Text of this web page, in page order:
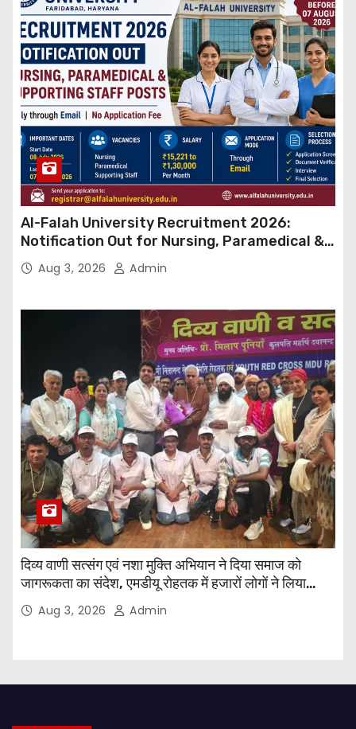
Al-Falah University Recruitment 2026:
Notification Out for Nursing, Paramedical &
Supporting Staff Posts, Apply Through Email
Aug 3, 2026 Admin
दिव्य वाणी सत्संग एवं नशा मुक्ति अभियान ने दिया समाज को
जागरूकता का संदेश, एमडीयू रोहतक में हजारों लोगों ने लिया
संकल्पAug 3, 2026 Admin